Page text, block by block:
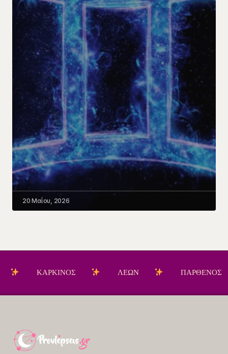
20 Μαΐου, 2026
ΚΑΡΚΙΝΟΣ ΛΕΩΝ ΠΑΡΘΕΝΟΣ